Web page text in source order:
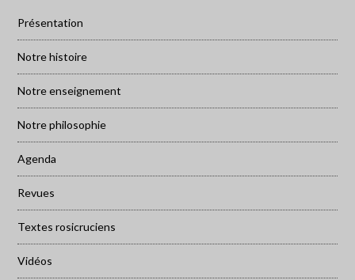
Présentation
Notre histoire
Notre enseignement
Notre philosophie
Agenda
Revues
Textes rosicruciens
Vidéos